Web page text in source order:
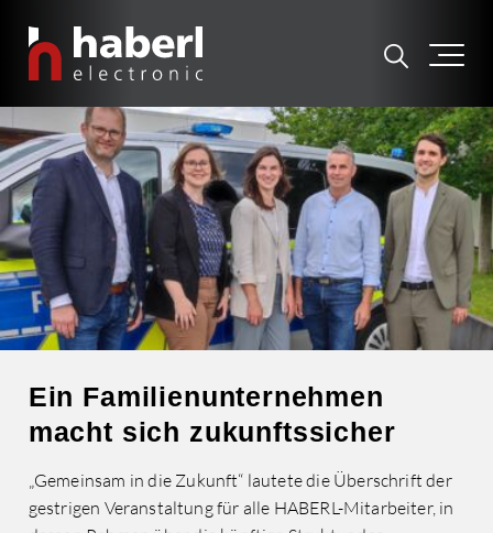
Ein Familienunternehmen
macht sich zukunftssicher
„Gemeinsam in die Zukunft“ lautete die Überschrift der
gestrigen Veranstaltung für alle HABERL-Mitarbeiter, in